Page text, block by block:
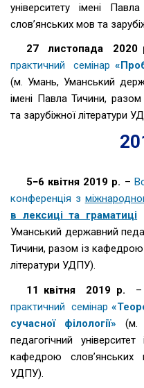
університету імені
слов’янських мов та
27 листопада 2020
практичний семінар
(м. Умань, Уманський
імені Павла Тичини,
та зарубіжної літератури
5−6 квітня 2019 р. –
конференція з
в лексиці та граматиці
Уманський державний
Тичини, разом із кафедрою
літератури УДПУ).
11 квітня 2019 р.
практичний семінар
сучасної філології» (м.
педагогічний
кафедрою слов’янських
УДПУ).